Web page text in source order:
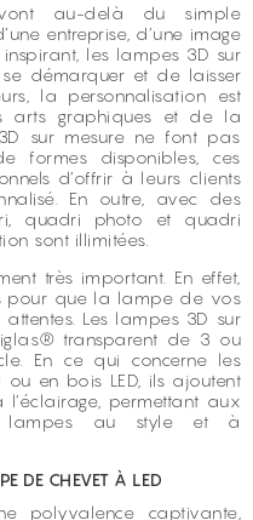
vont au-delà du simple
entreprise, d’une image
les lampes 3D sur
démarquer et de laisser
la personnalisation est
arts graphiques et de la
sur mesure ne font pas
formes disponibles, ces
d’offrir à leurs clients
En outre, avec des
quadri photo et quadri
sont illimitées.
très important. En effet,
pour que la lampe de vos
Les lampes 3D sur
transparent de 3 ou
En ce qui concerne les
ou en bois LED, ils ajoutent
permettant aux
lampes au style et à
DE CHEVET À LED
polyvalence captivante,